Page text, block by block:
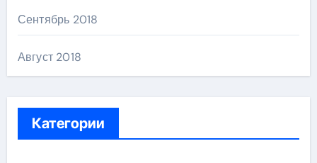
Сентябрь 2018
Август 2018
Категории